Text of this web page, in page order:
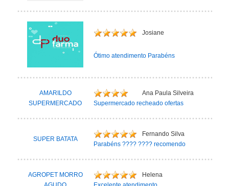
Josiane
Ótimo atendimento Parabéns
AMARILDO
SUPERMERCADO
Ana Paula Silveira
Supermercado recheado ofertas
SUPER BATATA
Fernando Silva
Parabéns ???? ???? recomendo
AGROPET MORRO
Helena